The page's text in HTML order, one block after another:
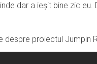
dar a ieșit bine zic
despre proiectul Jumpin